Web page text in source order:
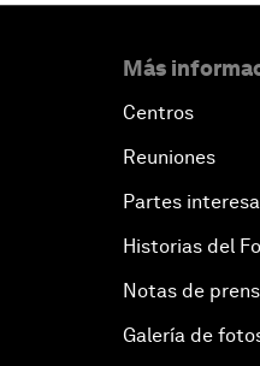
Más
Centros
Reuniones
Partes
Historias del
Notas de
Galería de